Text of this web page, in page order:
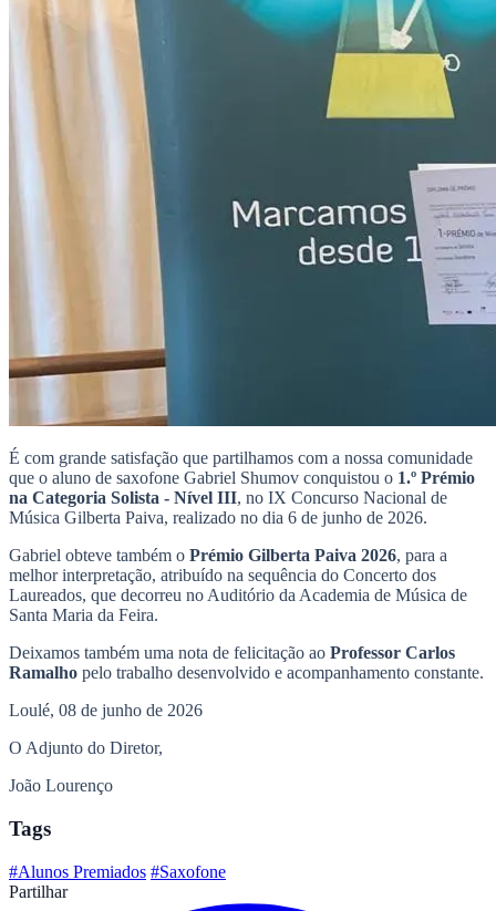
É com grande satisfação que partilhamos com a nossa comunidade
que o aluno de saxofone Gabriel Shumov conquistou o 1.º Prémio
na Categoria Solista - Nível III, no IX Concurso Nacional de
Música Gilberta Paiva, realizado no dia 6 de junho de 2026.
Gabriel obteve também o Prémio Gilberta Paiva 2026, para a
melhor interpretação, atribuído na sequência do Concerto dos
Laureados, que decorreu no Auditório da Academia de Música de
Santa Maria da Feira.
Deixamos também uma nota de felicitação ao Professor Carlos
Ramalho pelo trabalho desenvolvido e acompanhamento constante.
Loulé, 08 de junho de 2026
O Adjunto do Diretor,
João Lourenço
Tags
#Alunos Premiados #Saxofone
Partilhar